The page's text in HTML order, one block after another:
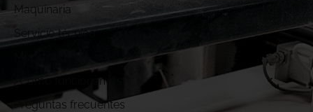
Maquinaria
Servicio técnico
¿Cómo funcionamos?
Preguntas frecuentes